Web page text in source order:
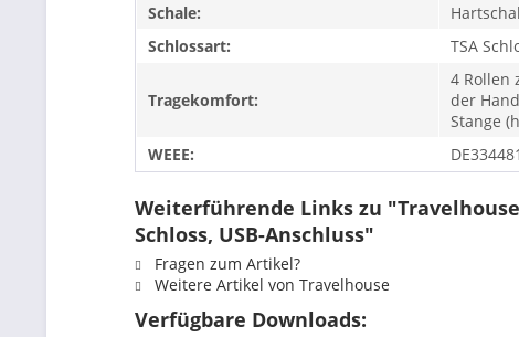
Schale:
Schlossart:
TSA
Tragekomfort:
4 Rollen
der
Stange
WEEE:
Weiterführende Links zu
Schloss, USB-Anschluss"
Fragen zum Artikel?
Weitere Artikel von Travelhouse
Verfügbare Downloads: